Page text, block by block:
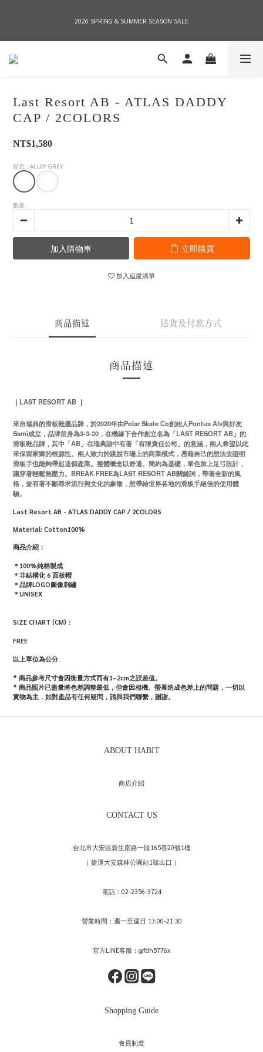
2026 SPRING & SUMMER SEASON SALE
2026 SPRING & SUMMER SEASON SALE
全店消費滿NT$8,000 享有7-11店到店免運費，NT$10,000店到店與宅配到府免運費
2026 SPRING & SUMMER SEASON SALE
Last Resort AB - ATLAS DADDY
CAP / 2COLORS
NT$1,580
顏色 : ALLOY GREY
數量
加入購物車 立即購買
加入追蹤清單
商品描述 送貨及付款方式
商品描述
｜ LAST RESORT AB ｜
來自瑞典的滑板鞋履品牌，於2020年由Polar Skate Co創始人Pontus Alv與好友
Sami成立，品牌前身為3-3-20，在機緣下合作創立名為「LAST RESORT AB」的
滑板鞋品牌，其中「AB」在瑞典語中有著「有限責任公司」的意涵，兩人希望以此
來保留家鄉的根源性。兩人致力於跳脫市場上的商業模式，憑藉自己的想法去證明
滑板手也能夠帶起這個產業。整體概念以舒適、簡約為基礎，單色加上足弓設計，
讓穿著輕鬆無壓力。BREAK FREE為LAST RESORT AB關鍵詞，帶著全新的風
格，並有著不斷尋求流行與文化的象徵，想帶給世界各地的滑板手絕佳的使用體
驗。
Last Resort AB - ATLAS DADDY CAP / 2COLORS
Material: Cotton100%
商品介紹：
＊100%純棉製成
＊ 非結構化 6 面板帽
＊品牌LOGO圖像刺繡
＊UNISEX
SIZE CHART (CM)：
FREE
以上單位為公分
* 商品參考尺寸會因衡量方式而有1~2cm之誤差值。
* 商品照片已盡量將色差調整最低，但會因相機、螢幕造成色差上的問題，一切以
實物為主，如對產品有任何疑問，請與我們聯繫，謝謝。
ABOUT HABIT
商店介紹
CONTACT US
台北市大安區新生南路一段165巷20號1樓
（ 捷運大安森林公園站1號出口 ）
電話：02-2356-3724
營業時間：週一至週日 13:00-21:30
官方LINE客服：@fdh5776x
Shopping Guide
會員制度